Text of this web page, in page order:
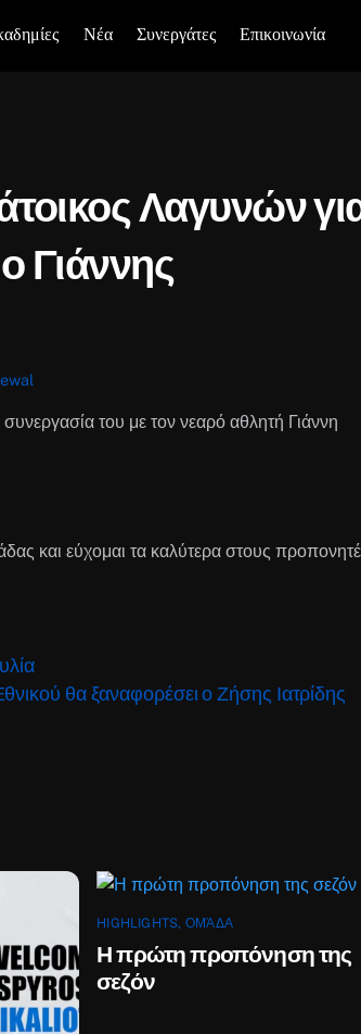
Νέα Συνεργάτες Επικοινωνία
Λαγυνών
Γιάννης
του με τον νεαρό αθλητή Γιάννη
και εύχομαι τα καλύτερα στους
θα ξαναφορέσει ο Ζήσης Ιατρίδης
HIGHLIGHTS, ΟΜΆΔΑ
Η πρώτη προπόνηση της
σεζόν